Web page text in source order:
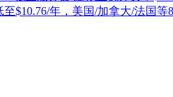
至$10.76/年，美国/加拿大/法国等